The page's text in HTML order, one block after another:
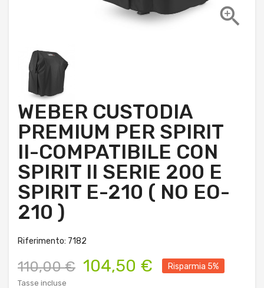

WEBER CUSTODIA
PREMIUM PER SPIRIT
II-COMPATIBILE CON
SPIRIT II SERIE 200 E
SPIRIT E-210 ( NO EO-
210 )
Riferimento: 7182
110,00 € 104,50 € Risparmia 5%
Tasse incluse